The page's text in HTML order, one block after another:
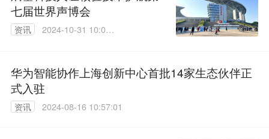
七届世界声博会
资讯
2024-10-31 10:05:
华为智能协作上海创新中心首批14家生态伙伴正
式入驻
资讯 2024-08-16 10:57:01